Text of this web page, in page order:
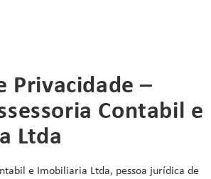
Privacidade –
Contabil e
Ltda
e Imobiliaria Ltda, pessoa jurídica de